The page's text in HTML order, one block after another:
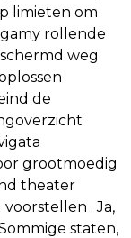
limieten om
rollende
weg
de
grootmoedig
theater
. Ja,
staten,